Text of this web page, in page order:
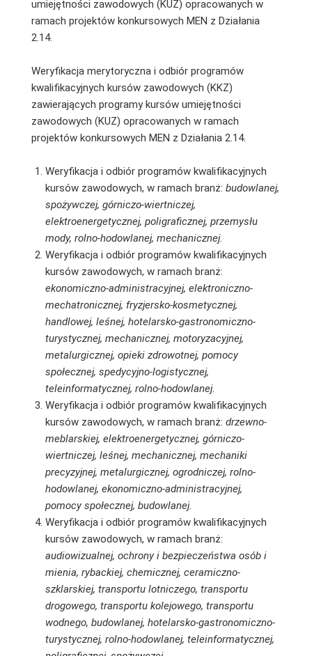
umiejętności zawodowych (KUZ) opracowanych w
ramach projektów konkursowych MEN z Działania
2.14.
Weryfikacja merytoryczna i odbiór programów
kwalifikacyjnych kursów zawodowych (KKZ)
zawierających programy kursów umiejętności
zawodowych (KUZ) opracowanych w ramach
projektów konkursowych MEN z Działania 2.14.
Weryfikacja i odbiór programów kwalifikacyjnych
kursów zawodowych, w ramach branż: budowlanej,
spożywczej, górniczo-wiertniczej,
elektroenergetycznej, poligraficznej, przemysłu
mody, rolno-hodowlanej, mechanicznej.
Weryfikacja i odbiór programów kwalifikacyjnych
kursów zawodowych, w ramach branż:
ekonomiczno-administracyjnej, elektroniczno-
mechatronicznej, fryzjersko-kosmetycznej,
handlowej, leśnej, hotelarsko-gastronomiczno-
turystycznej, mechanicznej, motoryzacyjnej,
metalurgicznej, opieki zdrowotnej, pomocy
społecznej, spedycyjno-logistycznej,
teleinformatycznej, rolno-hodowlanej.
Weryfikacja i odbiór programów kwalifikacyjnych
kursów zawodowych, w ramach branż: drzewno-
meblarskiej, elektroenergetycznej, górniczo-
wiertniczej, leśnej, mechanicznej, mechaniki
precyzyjnej, metalurgicznej, ogrodniczej, rolno-
hodowlanej, ekonomiczno-administracyjnej,
pomocy społecznej, budowlanej.
Weryfikacja i odbiór programów kwalifikacyjnych
kursów zawodowych, w ramach branż:
audiowizualnej, ochrony i bezpieczeństwa osób i
mienia, rybackiej, chemicznej, ceramiczno-
szklarskiej, transportu lotniczego, transportu
drogowego, transportu kolejowego, transportu
wodnego, budowlanej, hotelarsko-gastronomiczno-
turystycznej, rolno-hodowlanej, teleinformatycznej,